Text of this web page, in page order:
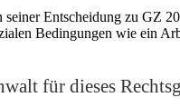
Entscheidung zu GZ
Bedingungen wie ein
für dieses